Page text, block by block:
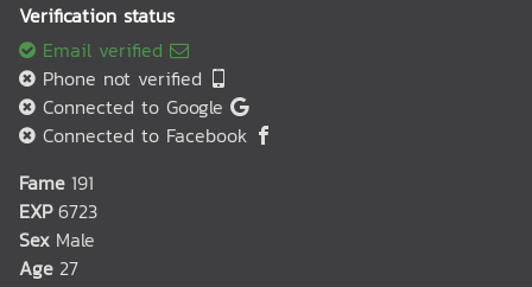
Verification status
Email verified
Phone not verified
Connected to Google
Connected to Facebook
Fame 191
EXP 6723
Sex Male
Age 27